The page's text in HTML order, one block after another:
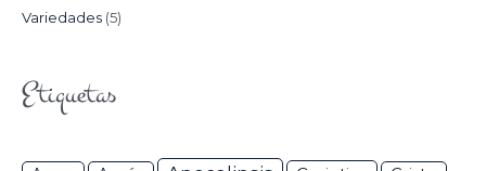
Variedades (5)
Etiquetas